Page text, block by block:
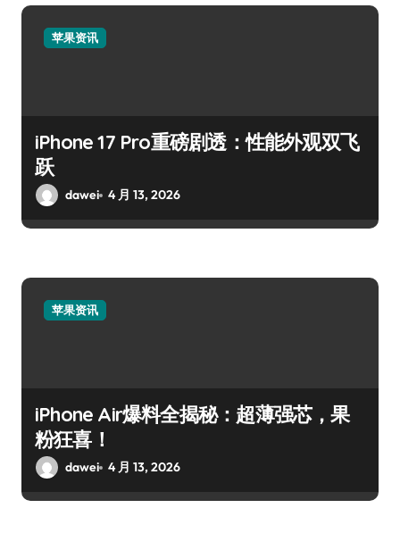
苹果资讯
iPhone 17 Pro重磅剧透：性能外观双飞
跃
dawei 4 月 13, 2026
苹果资讯
iPhone Air爆料全揭秘：超薄强芯，果
粉狂喜！
dawei 4 月 13, 2026